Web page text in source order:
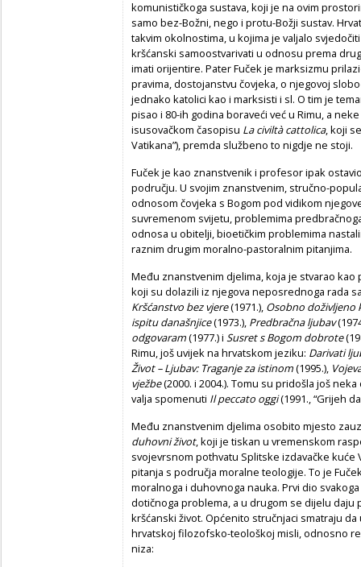
komunističkoga sustava, koji je na ovim
samo bez-Božni, nego i protu-Božji sustav.
takvim okolnostima, u kojima je valjalo
kršćanski samoostvarivati u odnosu prema
imati orijentire. Pater Fuček je marksizmu
pravima, dostojanstvu čovjeka, o njegovoj
jednako katolici kao i marksisti i sl. O tim je
pisao i 80-ih godina boraveći već u Rimu, a
isusovačkom časopisu Laciviltà cattolica, koji
Vatikana”), premda službeno to nigdje ne stoji.
Fuček je kao znanstvenik i profesor ipak
području. U svojim znanstvenim, stručno-
odnosom čovjeka s Bogom pod vidikom
suvremenom svijetu, problemima
odnosa u obitelji, bioetičkim problemima
raznim drugim moralno-pastoralnim pitanjima.
Među znanstvenim djelima, koja je stvarao
koji su dolazili iz njegova neposrednoga rada
Kršćanstvo bez vjere(1971.), Osobno doživljeno
ispitu današnjice(1973.), Predbračna ljubav
odgovaram(1977.) i Susret s Bogom dobrote
Rimu, još uvijek na hrvatskom jeziku: Darivati
Život – Ljubav: Traganje za istinom(1995.),
vježbe(2000. i 2004.). Tomu su pridošla još
valja spomenuti Il peccato oggi(1991., “Grijeh
Među znanstvenim djelima osobito mjesto
duhovni život, koji je tiskan u vremenskom
svojevrsnom pothvatu Splitske izdavačke
pitanja s područja moralne teologije. To je
moralnoga i duhovnoga nauka. Prvi dio
dotičnoga problema, a u drugom se dijelu
kršćanski život. Općenito stručnjaci smatraju
hrvatskoj filozofsko-teološkoj misli, odnosno
niza: